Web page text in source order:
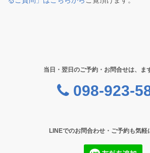
当日・翌日のご予約・お問合せは、ま
098-923-
LINEでのお問合わせ・ご予約も気軽